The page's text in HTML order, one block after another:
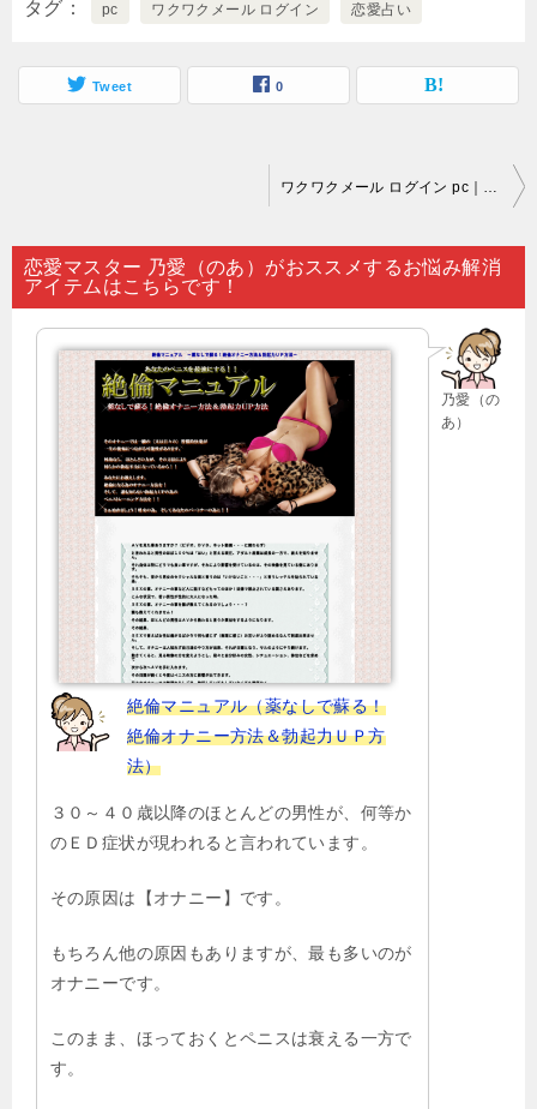
タグ pc ワクワクメール ログイン 恋愛占い
Tweet 0
ナ
ビ
ワクワクメール ログイン pc｜「出会い系を活用してもサクラのみだ」と決めてかかっている人が多く見受けられますが…。
恋愛マスター 乃愛（のあ）がおススメするお悩み解消
アイテムはこちらです！
乃愛（の
あ）
絶倫マニュアル（薬なしで蘇る！
絶倫オナニー方法＆勃起力ＵＰ方
法）
３０～４０歳以降のほとんどの男性が、何等か
のＥＤ症状が現われると言われています。
その原因は【オナニー】です。
もちろん他の原因もありますが、最も多いのが
オナニーです。
このまま、ほっておくとペニスは衰える一方で
す。